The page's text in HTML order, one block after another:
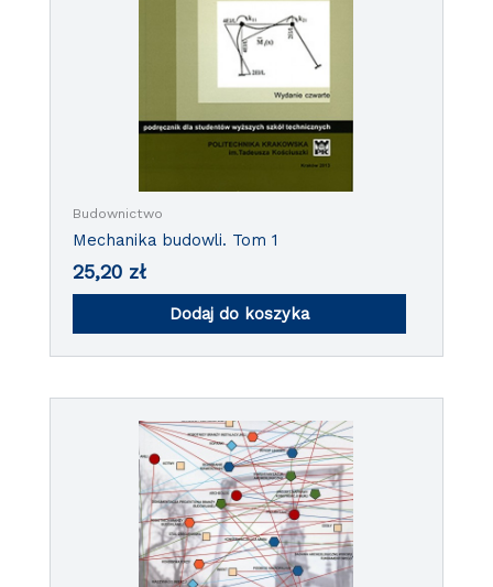
Budownictwo
Mechanika budowli. Tom 1
25,20 zł
Dodaj do koszyka